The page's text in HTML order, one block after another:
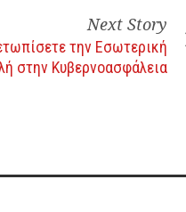
Next Story
την Εσωτερική
στην Κυβερνοασφάλεια